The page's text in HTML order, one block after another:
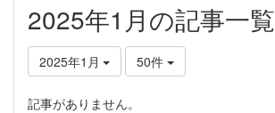
2025年1月の記事一覧
2025年1月 50件
記事がありません。